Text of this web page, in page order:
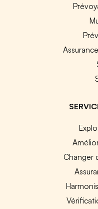
Changer